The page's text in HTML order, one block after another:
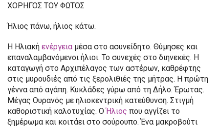
ΧΟΡΗΓΟΣ ΤΟΥ ΦΩΤΟΣ
Ήλιος πάνω, ήλιος κάτω.
Η Ηλιακή ενέργεια μέσα στο ασυνείδητο. Θύμησες και
επαναλαμβανόμενοι ήλιοι. Το συνεχές στο διηνεκές. Η
καταγωγή στο Αρχιπέλαγος των αστέρων, καθρέφτης
στις μυρουδιές από τις ξερολιθιές της μήτρας. Η πρώτη
γέννα από αγάπη. Κυκλάδες γύρω από τη Δήλο. Έρωτας.
Μέγας Ουρανός με ηλιοκεντρική κατεύθυνση. Στιγμή
καθοριστική καλοτυχίας. ΟΉλιος που αγγίζει το
ξημέρωμα και κοιτάει στο σούρουπο. Ένα μακροβούτι